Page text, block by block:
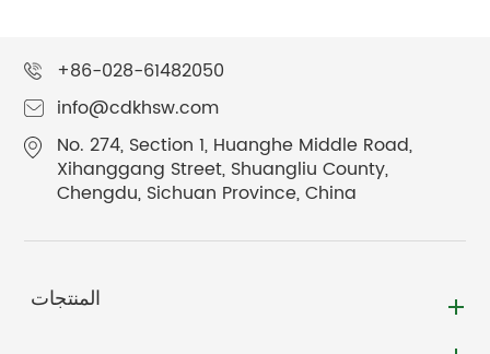
+86-028-61482050
info@cdkhsw.com
No. 274, Section 1, Huanghe Middle Road,
Xihanggang Street, Shuangliu County,
Chengdu, Sichuan Province, China
المنتجات